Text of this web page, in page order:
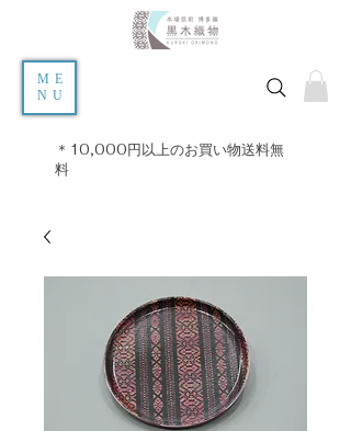
ME
NU
＊10,000円以上のお買い物送料無
料